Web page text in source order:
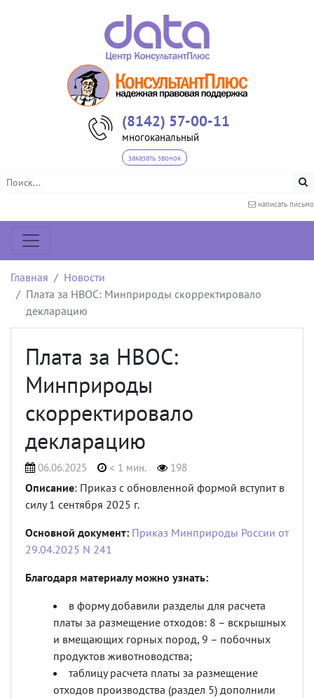
(8142) 57-00-11
многоканальный
заказать звонок
написать письмо
Главная
Новости
Плата за НВОС: Минприроды скорректировало
декларацию
Плата за НВОС:
Минприроды
скорректировало
декларацию
06.06.2025 < 1 мин. 198
Описание: Приказ с обновленной формой вступит в
силу 1 сентября 2025 г.
Основной документ: Приказ Минприроды России от
29.04.2025 N 241
Благодаря материалу можно узнать:
в форму добавили разделы для расчета
платы за размещение отходов: 8 – вскрышных
и вмещающих горных пород, 9 – побочных
продуктов животноводства;
таблицу расчета платы за размещение
отходов производства (раздел 5) дополнили